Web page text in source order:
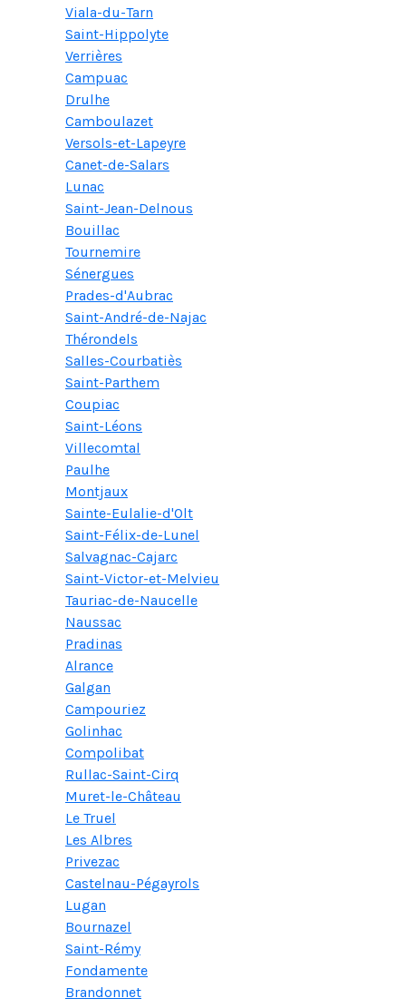
Viala-du-Tarn
Saint-Hippolyte
Verrières
Campuac
Drulhe
Camboulazet
Versols-et-Lapeyre
Canet-de-Salars
Lunac
Saint-Jean-Delnous
Bouillac
Tournemire
Sénergues
Prades-d'Aubrac
Saint-André-de-Najac
Thérondels
Salles-Courbatiès
Saint-Parthem
Coupiac
Saint-Léons
Villecomtal
Paulhe
Montjaux
Sainte-Eulalie-d'Olt
Saint-Félix-de-Lunel
Salvagnac-Cajarc
Saint-Victor-et-Melvieu
Tauriac-de-Naucelle
Naussac
Pradinas
Alrance
Galgan
Campouriez
Golinhac
Compolibat
Rullac-Saint-Cirq
Muret-le-Château
Le Truel
Les Albres
Privezac
Castelnau-Pégayrols
Lugan
Bournazel
Saint-Rémy
Fondamente
Brandonnet